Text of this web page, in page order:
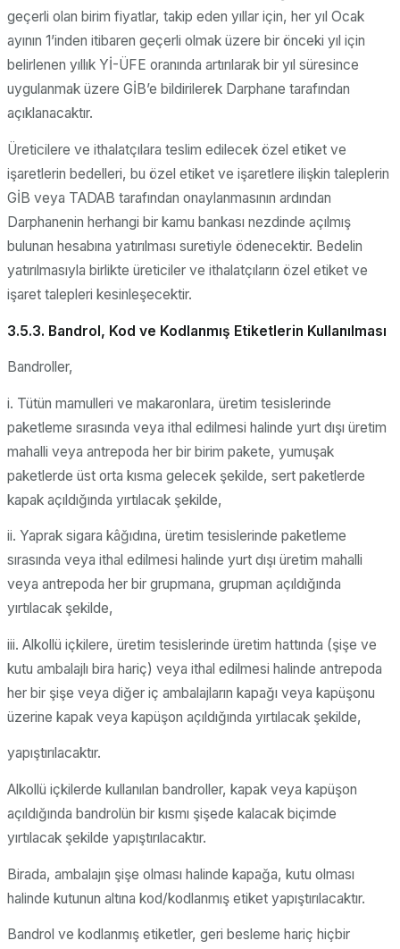
geçerli olan birim fiyatlar, takip eden yıllar için, her yıl Ocak
ayının 1’inden itibaren geçerli olmak üzere bir önceki yıl için
belirlenen yıllık Yİ-ÜFE oranında artırılarak bir yıl süresince
uygulanmak üzere GİB’e bildirilerek Darphane tarafından
açıklanacaktır.
Üreticilere ve ithalatçılara teslim edilecek özel etiket ve
işaretlerin bedelleri, bu özel etiket ve işaretlere ilişkin taleplerin
GİB veya TADAB tarafından onaylanmasının ardından
Darphanenin herhangi bir kamu bankası nezdinde açılmış
bulunan hesabına yatırılması suretiyle ödenecektir. Bedelin
yatırılmasıyla birlikte üreticiler ve ithalatçıların özel etiket ve
işaret talepleri kesinleşecektir.
3.5.3. Bandrol, Kod ve Kodlanmış Etiketlerin Kullanılması
Bandroller,
i. Tütün mamulleri ve makaronlara, üretim tesislerinde
paketleme sırasında veya ithal edilmesi halinde yurt dışı üretim
mahalli veya antrepoda her bir birim pakete, yumuşak
paketlerde üst orta kısma gelecek şekilde, sert paketlerde
kapak açıldığında yırtılacak şekilde,
ii. Yaprak sigara kâğıdına, üretim tesislerinde paketleme
sırasında veya ithal edilmesi halinde yurt dışı üretim mahalli
veya antrepoda her bir grupmana, grupman açıldığında
yırtılacak şekilde,
iii. Alkollü içkilere, üretim tesislerinde üretim hattında (şişe ve
kutu ambalajlı bira hariç) veya ithal edilmesi halinde antrepoda
her bir şişe veya diğer iç ambalajların kapağı veya kapüşonu
üzerine kapak veya kapüşon açıldığında yırtılacak şekilde,
yapıştırılacaktır.
Alkollü içkilerde kullanılan bandroller, kapak veya kapüşon
açıldığında bandrolün bir kısmı şişede kalacak biçimde
yırtılacak şekilde yapıştırılacaktır.
Birada, ambalajın şişe olması halinde kapağa, kutu olması
halinde kutunun altına kod/kodlanmış etiket yapıştırılacaktır.
Bandrol ve kodlanmış etiketler, geri besleme hariç hiçbir